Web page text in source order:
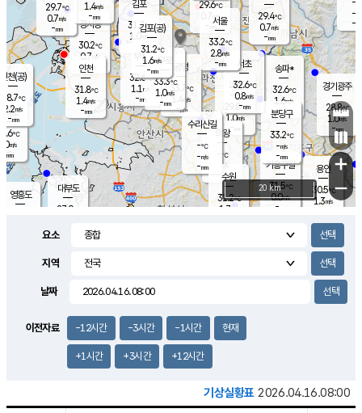
의도
℃
m/s
mm
영흥도
과천
29.8℃
1.0m/s
- mm
용인
30.5℃
1.3m/s
경기광주
28.8℃
1.0m/s
-mm
2.1m/s
대부도
27.9
경서동
30.2℃
0.7 m/s
-mm
29.7℃
0.7m/s
-mm
-
-m/
-
의왕
- ℃
m/s
mm
김포
31.7℃
1.0 m/s
mm
광명
33.7 ℃
1.4 m/s
-mm
부천
32.6℃
1.1 m/s
-mm
1.4m/s
-mm
구로
33.3℃
1.0m/s
-mm
29.6℃
0.7 m/s
- mm
29.4℃
0.7m/s
-mm
송파*
32.6℃
1.6m/s
-mm
서초
32.6℃
0.8m/s
-mm
기흥구갈
31.5℃
0.0m/s
-
수리산길
-℃
-m/s
-mm
분당구
33.2℃
-m/s
-mm
인천(공)
28.7℃
2.2m/s
-mm
김포(공)
31.2℃
1.6m/s
-mm
수원
31.2℃
1.7 m/s
인천
31.8℃
1.4m/s
-mm
서울
33.2℃
2.8m/s
-mm
+
−
20 km
요소
지역
날짜
이전자료 -12시간 -3시간 -1시간 현재
+1시간 +3시간 +12시간
기상실황표 2026.04.16.08:00